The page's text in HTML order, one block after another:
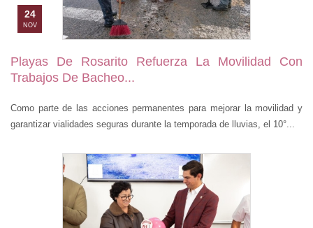
24
NOV
Playas De Rosarito Refuerza La Movilidad Con
Trabajos De Bacheo...
Como parte de las acciones permanentes para mejorar la movilidad y
garantizar vialidades seguras durante la temporada de lluvias, el 10°...